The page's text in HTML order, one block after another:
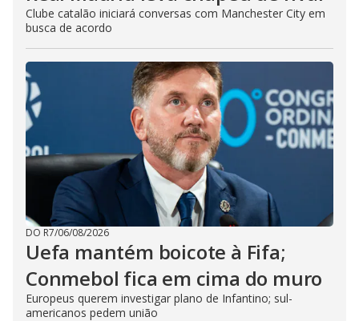
Clube catalão iniciará conversas com Manchester City em
busca de acordo
DO R7/06/08/2026
Uefa mantém boicote à Fifa;
Conmebol fica em cima do muro
Europeus querem investigar plano de Infantino; sul-
americanos pedem união